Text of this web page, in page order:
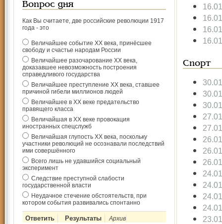
Вопрос дня
Как Вы считаете, две российские революции 1917
года - это
Величайшее событие ХХ века, принёсшее
свободу и счастье народам России
Величайшее разочарование ХХ века,
доказавшее невозможность построения
справедливого государства
Величайшее преступление ХХ века, ставшее
причиной гибели миллионов людей
Величайшее в ХХ веке предательство
правящего класса
Величайшая в ХХ веке провокация
иностранных спецслужб
Величайшая глупость ХХ века, поскольку
участники революций не осознавали последствий
ими совершённого
Всего лишь не удавшийся социальный
эксперимент
Следствие преступной слабости
государственной власти
Неудачное стечение обстоятельств, при
котором события развивались спонтанно
Архив
Спорт